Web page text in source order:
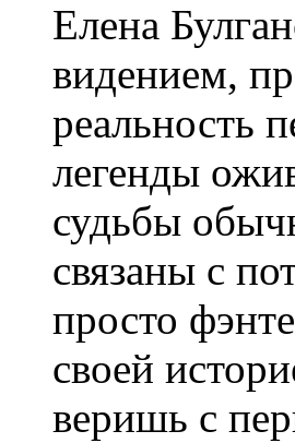
Елена
видением,
реальность
легенды
судьбы
связаны с
просто
своей
веришь с